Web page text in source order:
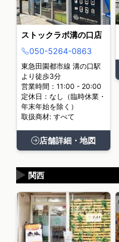
ストックラボ溝の口店
050-5264-0863
東急田園都市線 溝の口駅
より徒歩3分
営業時間：11:00 - 20:00
定休日：なし（臨時休業・
年末年始を除く）
取扱商材: すべて
店舗詳細・地図
関西
▶